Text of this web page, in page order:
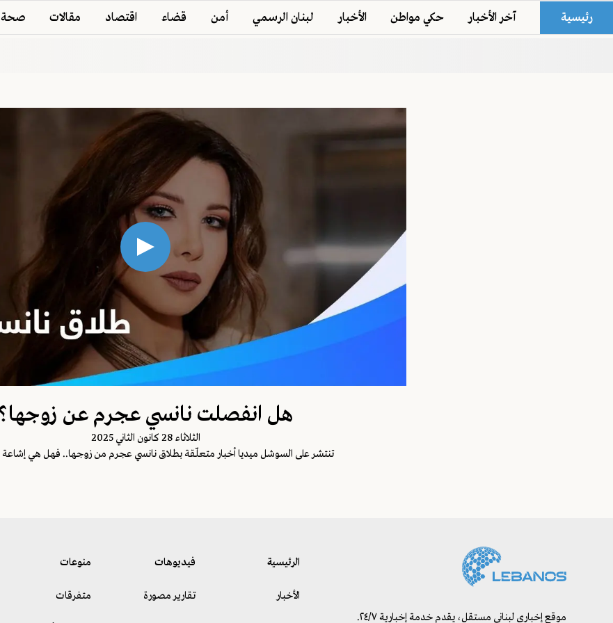
رئيسية آخر الأخبار حكي مواطن الأخبار لبنان الرسمي أمن قضاء اقتصاد مقالات صحة
هل انفصلت نانسي عجرم عن زوجها؟
الثلاثاء 28 كانون الثاني 2025
تنتشر على السوشل ميديا أخبار متعلّقة بطلاق نانسي عجرم من زوجها.. فهل هي
موقع إخباري لبناني مستقل، يقدم خدمة إخبارية ٢٤/٧.
الرئيسية
الأخبار
فيديوهات
تقارير مصورة
منوعات
متفرقات